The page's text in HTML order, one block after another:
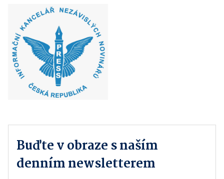
Buďte v obraze s naším
denním newsletterem